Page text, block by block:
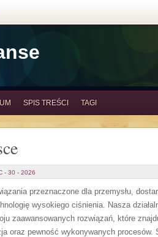
SPIS TREŚCI TAGI
- 30 - 2026
przeznaczone dla przemysłu,
wysokiego ciśnienia. Nasza
zaawansowanych rozwiązań, które
oraz pewność wykonywanych procesów.